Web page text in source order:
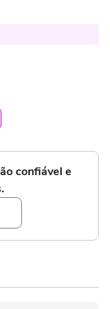
confiável e